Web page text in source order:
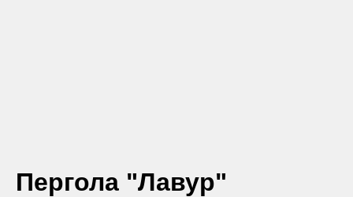
Пергола "Лавур"